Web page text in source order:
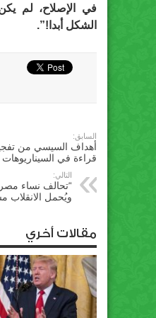
في الإصلاح، لم
الشكل أبدا!”.
السابق:
أهداف السيسي من تفجير
قراءة في السيناريوهات
التالي:
“تحالف نساء
ويُحمل الانقلاب
مقالات أخري